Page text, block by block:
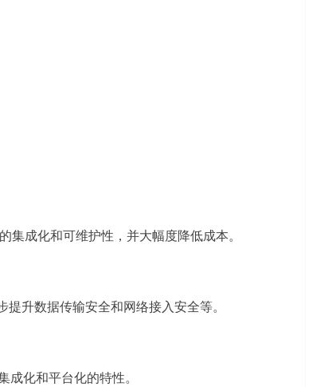
集成化和可维护性，并大幅度降低成本。
升数据传输安全和网络接入安全等。
成化和平台化的特性。